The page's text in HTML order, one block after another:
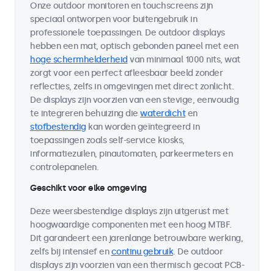
Onze outdoor monitoren en touchscreens zijn
speciaal ontworpen voor buitengebruik in
professionele toepassingen. De outdoor displays
hebben een mat, optisch gebonden paneel met een
hoge schermhelderheid van minimaal 1000 nits, wat
zorgt voor een perfect afleesbaar beeld zonder
reflecties, zelfs in omgevingen met direct zonlicht.
De displays zijn voorzien van een stevige, eenvoudig
te integreren behuizing die waterdichten
stofbestendig kan worden geïntegreerd in
toepassingen zoals self-service kiosks,
informatiezuilen, pinautomaten, parkeermeters en
controlepanelen.
Geschikt voor elke omgeving
Deze weersbestendige displays zijn uitgerust met
hoogwaardige componenten met een hoog MTBF.
Dit garandeert een jarenlange betrouwbare werking,
zelfs bij intensief encontinu gebruik. De outdoor
displays zijn voorzien van een thermisch gecoat PCB-